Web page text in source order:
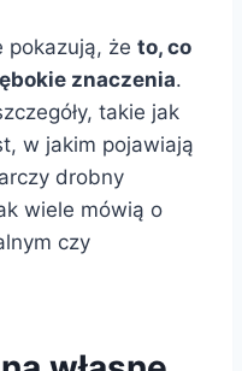
pokazują, że to, co
znaczenia.
takie jak
w jakim pojawiają
drobny
wiele mówią o
czy